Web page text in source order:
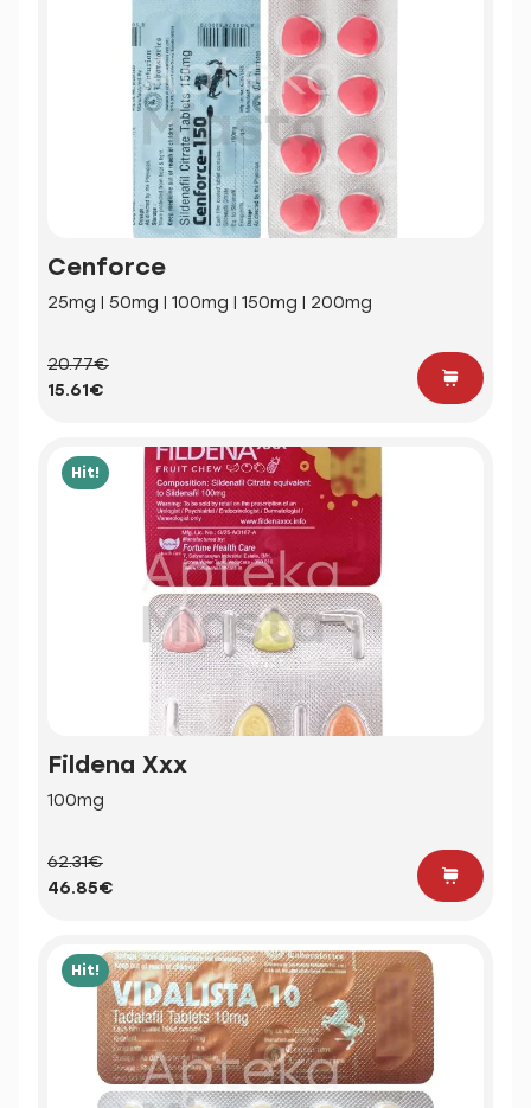
Cenforce
25mg | 50mg | 100mg | 150mg | 200mg
20.77€
15.61€
Hit!
Fildena Xxx
100mg
62.31€
46.85€
Hit!